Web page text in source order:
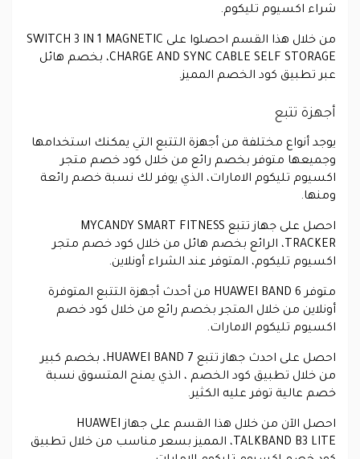
شراء اكسيوم تليكوم.
من خلال هذا القسم احصلوا على SWITCH 3 IN 1 MAGNETIC
CHARGE AND SYNC CABLE SELF STORAGE، بخصم هائل
عبر تطبيق كود الخصم المميز.
أجهزة تتبع
يوجد أنواع مختلفة من أجهزة التتبع التي يمكنك استخدامها
وجميعها متوفر بخصم رائع من خلال كود خصم متجر
اكسيوم تليكوم الامارات، الذي يوفر لك نسبة خصم رائعة
ومنها.
احصل على جهاز تتبع MYCANDY SMART FITNESS
TRACKER، الرائع بخصم هائل من خلال كود خصم متجر
اكسيوم تليكوم، المتوفر عند الشراء أونلاين.
متوفر HUAWEI BAND 6 من أحدث أجهزة التتبع المتوفرة
أونلاين من خلال المتجر بخصم رائع من خلال كود خصم
اكسيوم تليكوم الامارات.
احصل على احدث جهاز تتبع HUAWEI BAND 7، بخصم كبير
من خلال تطبيق كود الخصم ، الذي يمنح المتسوق نسبة
خصم عالية توفر عليه الكثير.
احصل الآن من خلال هذا القسم على جهاز HUAWEI
TALKBAND B3 LITE، المميز بسعر مناسب من خلال تطبيق